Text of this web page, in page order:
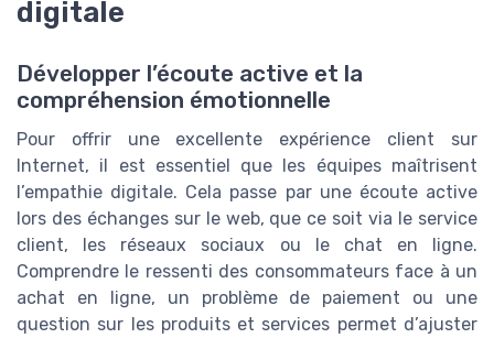
digitale
Développer l’écoute active et la
compréhension émotionnelle
Pour offrir une excellente expérience client sur
Internet, il est essentiel que les équipes maîtrisent
l’empathie digitale. Cela passe par une écoute active
lors des échanges sur le web, que ce soit via le service
client, les réseaux sociaux ou le chat en ligne.
Comprendre le ressenti des consommateurs face à un
achat en ligne, un problème de paiement ou une
question sur les produits et services permet d’ajuster